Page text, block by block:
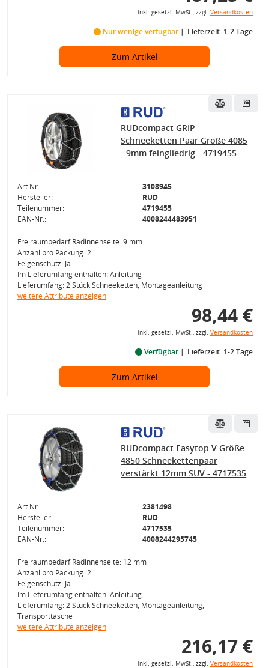
inkl. gesetzl. MwSt., zzgl. Versandkosten
Nur wenige verfügbar Lieferzeit: 1-2 Tage
Zum Artikel
RUDcompact GRIP
Schneeketten Paar Größe 4085
- 9mm feingliedrig - 4719455
Art.Nr.:
3108945
Hersteller:
RUD
Teilenummer:
4719455
EAN-Nr.:
4008244483951
Freiraumbedarf Radinnenseite: 9 mm
Anzahl pro Packung: 2
Felgenschutz: Ja
Im Lieferumfang enthalten: Anleitung
Lieferumfang: 2 Stück Schneeketten, Montageanleitung
weitere Attribute anzeigen
98,44 €
inkl. gesetzl. MwSt., zzgl. Versandkosten
Verfügbar Lieferzeit: 1-2 Tage
Zum Artikel
RUDcompact Easytop V Größe
4850 Schneekettenpaar
verstärkt 12mm SUV - 4717535
Art.Nr.:
2381498
Hersteller:
RUD
Teilenummer:
4717535
EAN-Nr.:
4008244295745
Freiraumbedarf Radinnenseite: 12 mm
Anzahl pro Packung: 2
Felgenschutz: Ja
Im Lieferumfang enthalten: Anleitung
Lieferumfang: 2 Stück Schneeketten, Montageanleitung,
Transporttasche
weitere Attribute anzeigen
216,17 €
inkl. gesetzl. MwSt., zzgl. Versandkosten